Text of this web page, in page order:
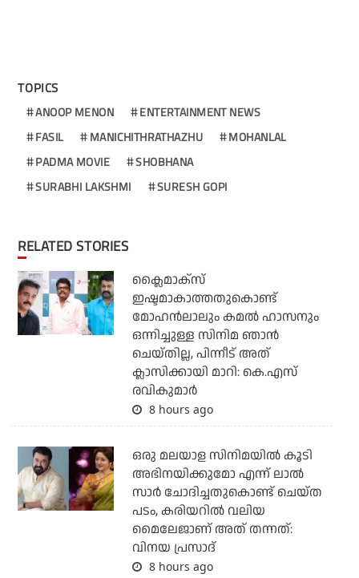
TOPICS
ANOOP MENON
ENTERTAINMENT NEWS
FASIL
MANICHITHRATHAZHU
MOHANLAL
PADMA MOVIE
SHOBHANA
SURABHI LAKSHMI
SURESH GOPI
RELATED STORIES
ക്ലൈമാക്‌സ്
ഇഷ്ടമാകാത്തതുകൊണ്ട്
മോഹന്‍ലാലും കമല്‍ ഹാസനും
ഒന്നിച്ചുള്ള സിനിമ ഞാന്‍
ചെയ്തില്ല, പിന്നീട് അത്
ക്ലാസിക്കായി മാറി: കെ.എസ്
രവികുമാര്‍
8 hours ago
ഒരു മലയാള സിനിമയില്‍ കൂടി
അഭിനയിക്കുമോ എന്ന് ലാല്‍
സാര്‍ ചോദിച്ചതുകൊണ്ട് ചെയ്ത
പടം, കരിയറില്‍ വലിയ
മൈലേജാണ് അത് തന്നത്:
വിനയ പ്രസാദ്
8 hours ago